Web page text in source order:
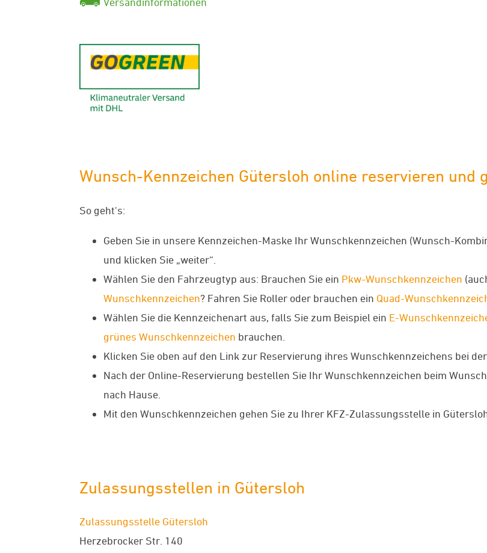
Wunsch-Kennzeichen Gütersloh online reservieren und
So geht's:
Geben Sie in unsere Kennzeichen-Maske Ihr Wunschkennzeichen (Wunsch-
und klicken Sie „weiter“.
Wählen Sie den Fahrzeugtyp aus: Brauchen Sie ein Pkw-Wunschkennzeichen
Wunschkennzeichen? Fahren Sie Roller oder brauchen ein Quad-
Wählen Sie die Kennzeichenart aus, falls Sie zum Beispiel ein E-
grünes Wunschkennzeichen brauchen.
Klicken Sie oben auf den Link zur Reservierung ihres Wunschkennzeichens bei
Nach der Online-Reservierung bestellen Sie Ihr Wunschkennzeichen beim
nach Hause.
Mit den Wunschkennzeichen gehen Sie zu Ihrer KFZ-Zulassungsstelle in
Zulassungsstellen in Gütersloh
Zulassungsstelle Gütersloh
Herzebrocker Str. 140